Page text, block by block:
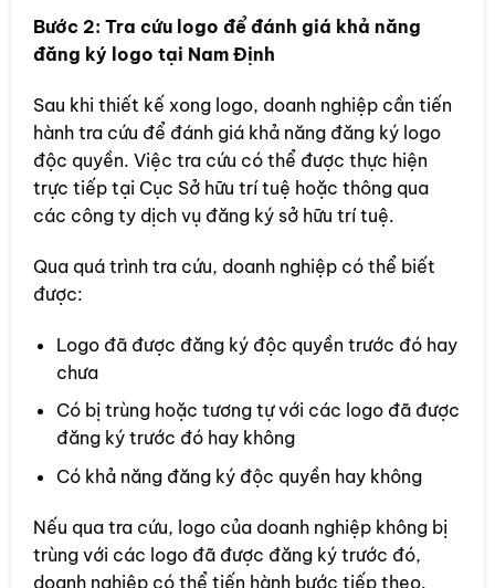
Bước 2: Tra cứu logo để đánh giá khả năng
đăng ký logo tại Nam Định
Sau khi thiết kế xong logo, doanh nghiệp cần tiến
hành tra cứu để đánh giá khả năng đăng ký logo
độc quyền. Việc tra cứu có thể được thực hiện
trực tiếp tại Cục Sở hữu trí tuệ hoặc thông qua
các công ty dịch vụ đăng ký sở hữu trí tuệ.
Qua quá trình tra cứu, doanh nghiệp có thể biết
được:
Logo đã được đăng ký độc quyền trước đó hay
chưa
Có bị trùng hoặc tương tự với các logo đã được
đăng ký trước đó hay không
Có khả năng đăng ký độc quyền hay không
Nếu qua tra cứu, logo của doanh nghiệp không bị
trùng với các logo đã được đăng ký trước đó,
doanh nghiệp có thể tiến hành bước tiếp theo.